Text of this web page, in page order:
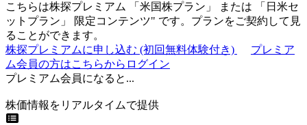
こちらは株探プレミアム 「 米国株プラン 」 または 「 日米セ
ットプラン 」 限定コンテンツ" です。プランをご契約して見
ることができます。
株探プレミアムに申し込む (初回無料体験付き)
プレミア
ム会員の方はこちらからログイン
プレミアム会員になると...
株価情報をリアルタイムで提供